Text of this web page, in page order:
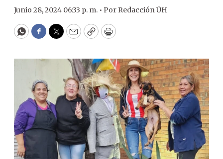
Junio 28, 2024 06:33 p. m. • Por Redacción ÚH
WhatsApp
Facebook
Twitter
EmailCopyPrint